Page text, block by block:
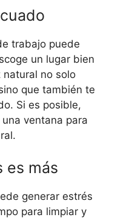
trabajo puede
un lugar bien
natural no solo
que también te
Si es posible,
ventana para
es más
generar estrés
para limpiar y